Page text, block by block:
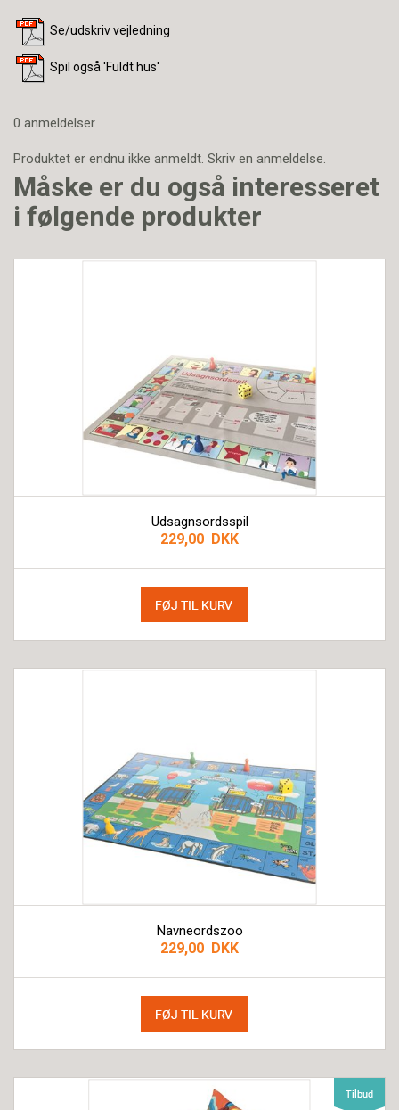
Se/udskriv vejledning
Spil også 'Fuldt hus'
0 anmeldelser
Produktet er endnu ikke anmeldt. Skriv en anmeldelse.
Måske er du også interesseret
i følgende produkter
Udsagnsordsspil
229,00 DKK
Navneordszoo
229,00 DKK